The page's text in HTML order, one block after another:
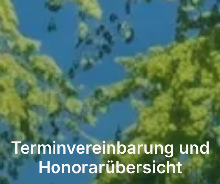
Terminvereinbarung und
Honorarübersicht